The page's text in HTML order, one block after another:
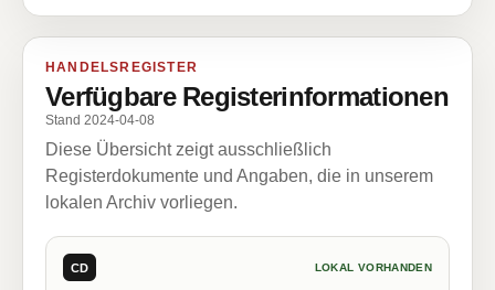
HANDELSREGISTER
Verfügbare Registerinformationen
Stand 2024-04-08
Diese Übersicht zeigt ausschließlich
Registerdokumente und Angaben, die in unserem
lokalen Archiv vorliegen.
CD LOKAL VORHANDEN